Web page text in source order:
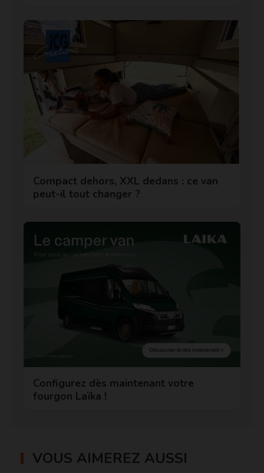
Compact dehors, XXL dedans : ce van
peut-il tout changer ?
Configurez dès maintenant votre
fourgon Laïka !
VOUS AIMEREZ AUSSI